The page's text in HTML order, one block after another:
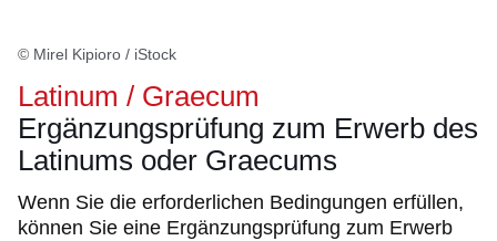
© Mirel Kipioro / iStock
Latinum / Graecum
Ergänzungsprüfung zum Erwerb des
Latinums oder Graecums
Wenn Sie die erforderlichen Bedingungen erfüllen,
können Sie eine Ergänzungsprüfung zum Erwerb